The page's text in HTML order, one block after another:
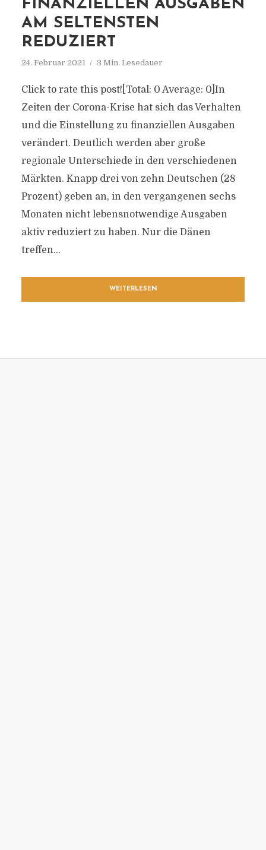
FINANZIELLEN AUSGABEN
AM SELTENSTEN
REDUZIERT
24. Februar 2021 3 Min. Lesedauer
Click to rate this post![Total: 0 Average: 0]In
Zeiten der Corona-Krise hat sich das Verhalten
und die Einstellung zu finanziellen Ausgaben
verändert. Deutlich werden aber große
regionale Unterschiede in den verschiedenen
Märkten. Knapp drei von zehn Deutschen (28
Prozent) geben an, in den vergangenen sechs
Monaten nicht lebensnotwendige Ausgaben
aktiv reduziert zu haben. Nur die Dänen
treffen...
WEITERLESEN